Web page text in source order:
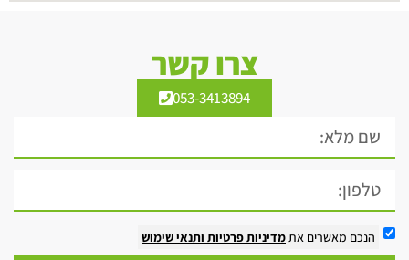
צרו קשר
053-3413894
הנכם מאשרים אתמדיניות פרטיות ותנאי שימוש